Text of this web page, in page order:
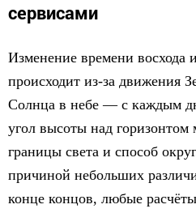
сервисами
Изменение времени восхода
происходит из-за движения
Солнца в небе — с каждым
угол высоты над
границы света и способ
причиной небольших
конце концов, любые